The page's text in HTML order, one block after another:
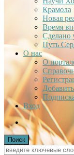
Крамола
Новая
Время
Сделано
Путь
О нас
О
Вход